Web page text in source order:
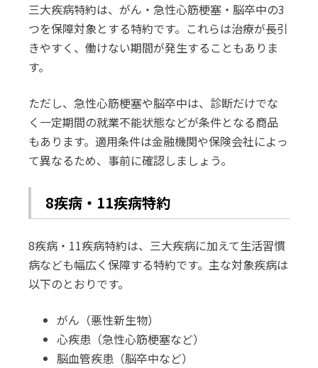
三大疾病特約は、がん・急性心筋梗塞・脳卒中の3
つを保障対象とする特約です。これらは治療が長引
きやすく、働けない期間が発生することもありま
す。
ただし、急性心筋梗塞や脳卒中は、診断だけでな
く一定期間の就業不能状態などが条件となる商品
もあります。適用条件は金融機関や保険会社によっ
て異なるため、事前に確認しましょう。
8疾病・11疾病特約
8疾病・11疾病特約は、三大疾病に加えて生活習慣
病なども幅広く保障する特約です。主な対象疾病は
以下のとおりです。
がん（悪性新生物）
心疾患（急性心筋梗塞など）
脳血管疾患（脳卒中など）